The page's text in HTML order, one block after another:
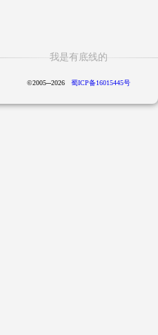
我是有底线的
©2005─2026 蜀ICP备16015445号